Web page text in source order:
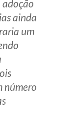
adoção
ainda
um
número